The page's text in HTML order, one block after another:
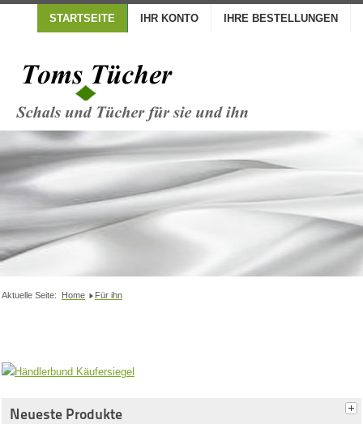
STARTSEITE IHR KONTO IHRE BESTELLUNGEN
Aktuelle Seite: Home Für ihn
Neueste Produkte